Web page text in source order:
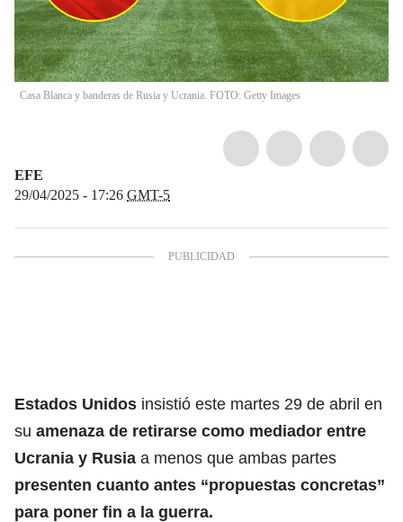
Casa Blanca y banderas de Rusia y Ucrania. FOTO: Getty Images
EFE
29/04/2025 - 17:26 GMT-5
Estados Unidos insistió este martes 29 de abril en
su amenaza de retirarse como mediador entre
Ucrania y Rusia a menos que ambas partes
presenten cuanto antes “propuestas concretas”
para poner fin a la guerra.